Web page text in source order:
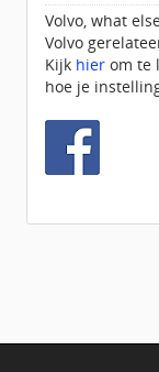
Volvo, what
Volvo
Kijk hier om te
hoe je